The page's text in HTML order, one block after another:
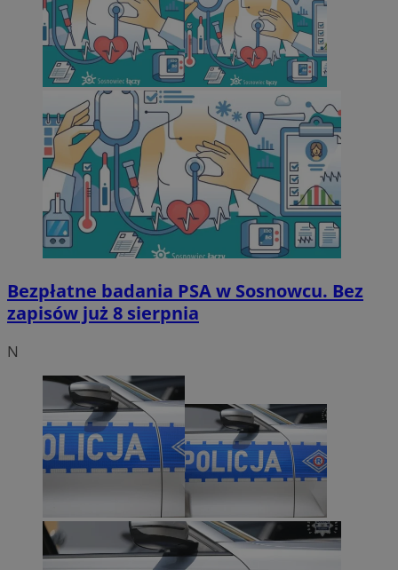
Bezpłatne badania PSA w Sosnowcu. Bez
zapisów już 8 sierpnia
N